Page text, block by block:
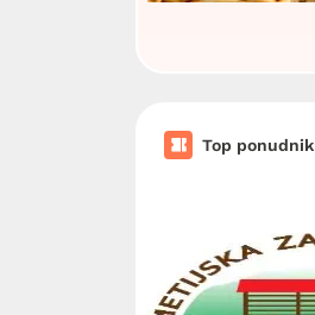
Top ponudnik